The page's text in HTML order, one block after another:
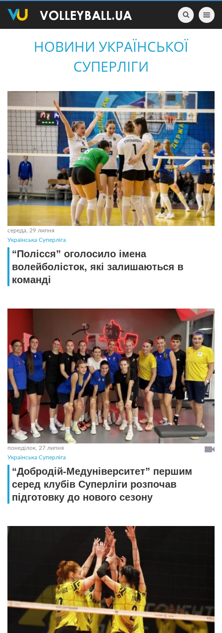
Toggle
НОВИНИ УКРАЇНСЬКОЇ
СУПЕРЛІГИ
середа, 29 липня
Українська Суперліга
“Полісся” оголосило імена
волейболісток, які залишаються в
команді
понеділок, 27 липня
Українська Суперліга
“Добродій-Медуніверситет” першим
серед клубів Суперліги розпочав
підготовку до нового сезону